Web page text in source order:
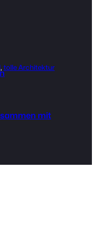
, tolle Architektur
mit